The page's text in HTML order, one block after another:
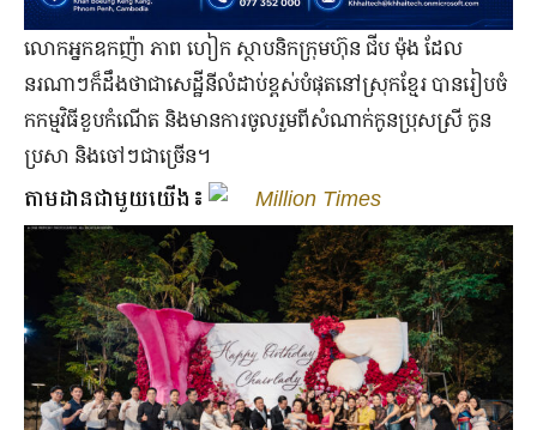
លោកអ្នកឧកញ៉ា ភាព ហៀក ស្ថាបនិកក្រុមហ៊ុន ជីប ម៉ុង ដែល​
នរណា​ៗ​ក៏​ដឹង​ថា​ជា​សេដ្ឋីនី​លំដាប់​ខ្ពស់​បំផុត​នៅ​ស្រុក​ខ្មែរ បាន​​រៀបចំ​
កកម្មវិធី​ខួបកំណើត និង​មាន​ការ​ចូលរួម​ពី​សំណាក់​កូនប្រុស​ស្រី កូន​
ប្រសា និង​ចៅ​ៗជាច្រើន។
តាមដានជាមួយយើង៖ Million Times